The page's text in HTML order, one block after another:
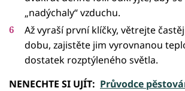
„nadýchaly“ vzduchu.
Až vyraší první klíčky, větrejte
dobu, zajistěte jim vyrovnanou
dostatek rozptýleného světla.
NENECHTE SI UJÍT: Průvodce